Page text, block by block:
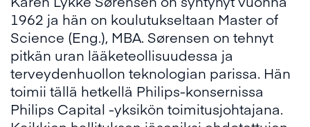
1962 ja hän on koulutukseltaan Master of
Science (Eng.), MBA. Sørensen on tehnyt
pitkän uran lääketeollisuudessa ja
terveydenhuollon teknologian parissa. Hän
toimii tällä hetkellä Philips-konsernissa
Philips Capital -yksikön toimitusjohtajana.